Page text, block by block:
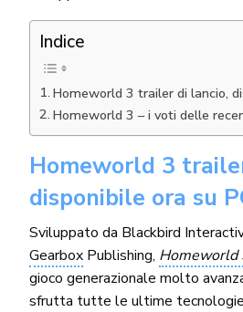
Indice
Homeworld 3 trailer di lancio,
Homeworld 3 – i voti delle
Homeworld 3
disponibile ora su
Sviluppato da Blackbird
GearboxPublishing, Homeworld
gioco generazionale molto
sfrutta tutte le ultime